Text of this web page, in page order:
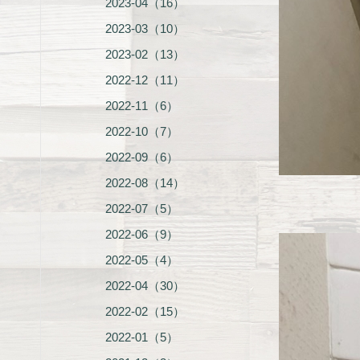
2023-04（16）
2023-03（10）
2023-02（13）
2022-12（11）
2022-11（6）
2022-10（7）
2022-09（6）
2022-08（14）
2022-07（5）
2022-06（9）
2022-05（4）
2022-04（30）
2022-02（15）
2022-01（5）